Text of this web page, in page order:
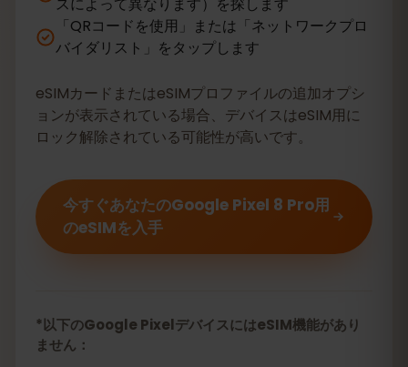
「QRコードを使用」または「ネットワークプロ
バイダリスト」をタップします
eSIMカードまたはeSIMプロファイルの追加オプシ
ョンが表示されている場合、デバイスはeSIM用に
ロック解除されている可能性が高いです。
今すぐあなたのGoogle Pixel 8 Pro用
のeSIMを入手
*以下のGoogle PixelデバイスにはeSIM機能があり
ません：